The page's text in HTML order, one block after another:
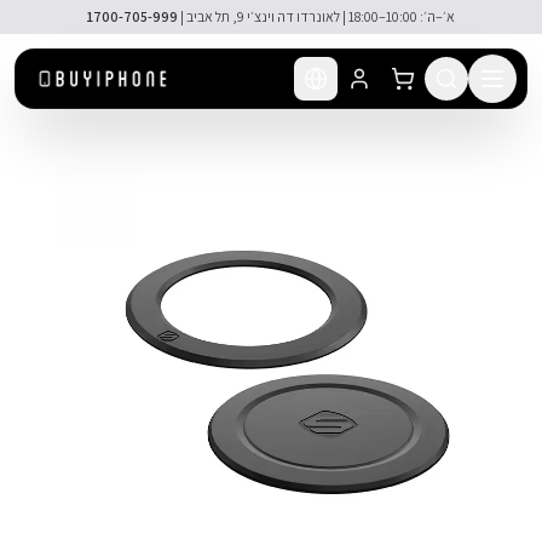
דלג לתוכן הראשי
א׳–ה׳: 10:00–18:00 | לאונרדו דה וינצ׳י 9, תל אביב | 1700-705-999